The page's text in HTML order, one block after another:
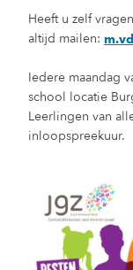
Heeft u zelf
altijd mailen:
Iedere maandag
school locatie
Leerlingen van
inloopspreekuur.